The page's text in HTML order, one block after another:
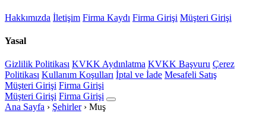
Hakkımızda İletişim Firma Kaydı Firma Girişi Müşteri Girişi
Yasal
Gizlilik Politikası KVKK Aydınlatma KVKK Başvuru Çerez
Politikası Kullanım Koşulları İptal ve İade Mesafeli Satış
Müşteri Girişi Firma Girişi
Müşteri Girişi Firma Girişi
Ana Sayfa › Şehirler › Muş